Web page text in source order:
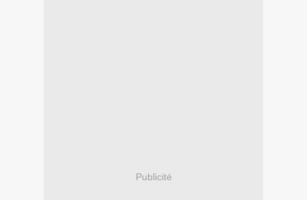
Publicité